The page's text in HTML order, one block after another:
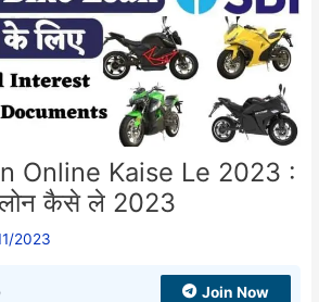
Online Kaise Le 2023 :
लोन कैसे ले 2023
2023
Join Now